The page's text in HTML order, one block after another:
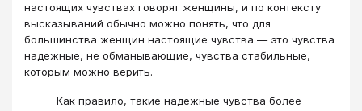
настоящих чувствах говорят женщины, и по контексту
высказываний обычно можно понять, что для
большинства женщин настоящие чувства — это чувства
надежные, не обманывающие, чувства стабильные,
которым можно верить.
Как правило, такие надежные чувства более